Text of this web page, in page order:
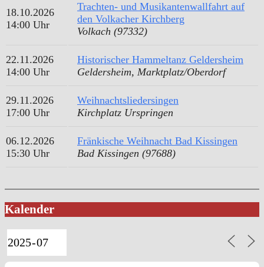
18.10.2026
14:00 Uhr
Trachten- und Musikantenwallfahrt auf
den Volkacher Kirchberg
Volkach (97332)
22.11.2026
14:00 Uhr
Historischer Hammeltanz Geldersheim
Geldersheim, Marktplatz/Oberdorf
29.11.2026
17:00 Uhr
Weihnachtsliedersingen
Kirchplatz Urspringen
06.12.2026
15:30 Uhr
Fränkische Weihnacht Bad Kissingen
Bad Kissingen (97688)
Kalender